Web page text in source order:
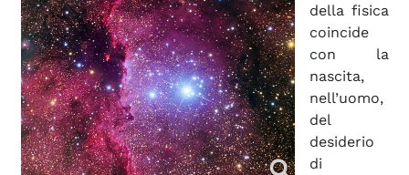
della fisica
coincide
con la
nascita,
nell’uomo,
del
desiderio
di